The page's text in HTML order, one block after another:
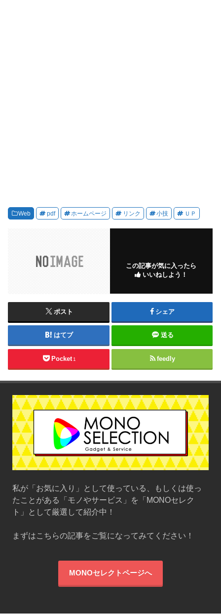
Web pdf ホームページ リンク 小技 ＵＰ
この記事が気に入ったら
いいねしよう！
ポスト シェア
はてブ 送る
Pocket 1 feedly
私が「お気に入り」として使っている、もしくは使っ
たことがある「モノやサービス」を「MONOセレク
ト」として厳選して紹介中！
まずはこちらの記事をご覧になってみてください！
MONOセレクトページへ